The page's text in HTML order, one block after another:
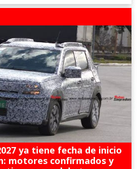
ya tiene fecha de inicio
motores confirmados y